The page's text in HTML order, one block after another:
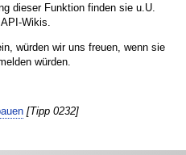
dieser Funktion finden sie u.U.
Wikis.
würden wir uns freuen, wenn sie
würden.
[Tipp 0232]